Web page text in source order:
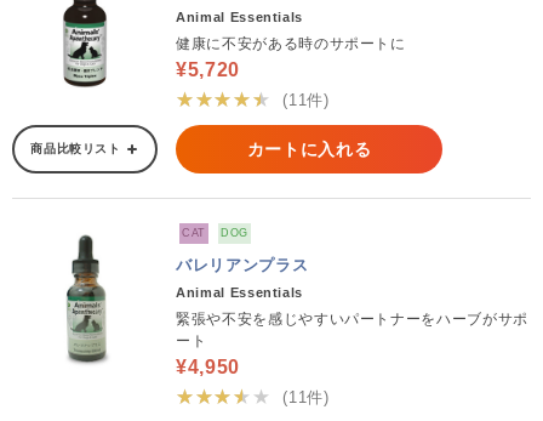
Animal Essentials
健康に不安がある時のサポートに
¥5,720
★★★★★
(11件)
商品比較リスト カートに入れる
CAT DOG
バレリアンプラス
Animal Essentials
緊張や不安を感じやすいパートナーをハーブがサポ
ート
¥4,950
★★★★★
(11件)